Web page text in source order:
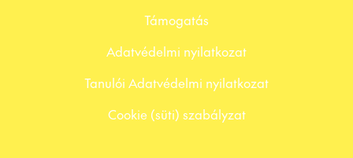
Támogatás
Adatvédelmi nyilatkozat
Tanulói Adatvédelmi nyilatkozat
Cookie (süti) szabályzat